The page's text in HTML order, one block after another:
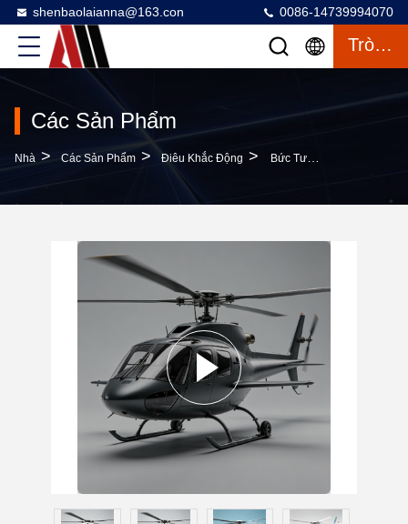
shenbaolaianna@163.con 0086-14739994070
Trò Chuyện
Các Sản Phẩm
Nhà > Các Sản Phẩm > Điêu Khắc Động > Bức Tượng Trực Thăng Kích Thước Thực Tế Tùy Chỉnh Với Bề Mặt Gương Đánh Bóng Cho Việc Lắp Đặt Nghệ Thuật Hàng Không Lớn Ngoài Trời